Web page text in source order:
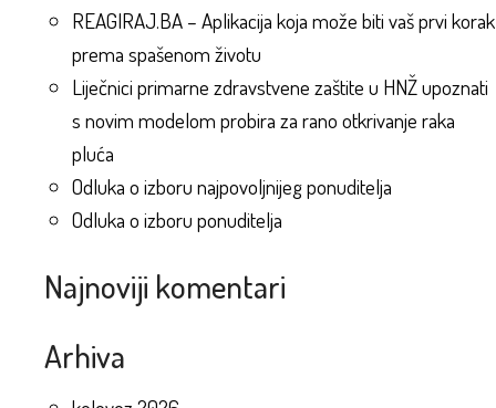
REAGIRAJ.BA – Aplikacija koja može biti vaš prvi korak
prema spašenom životu
Liječnici primarne zdravstvene zaštite u HNŽ upoznati
s novim modelom probira za rano otkrivanje raka
pluća
Odluka o izboru najpovoljnijeg ponuditelja
Odluka o izboru ponuditelja
Najnoviji komentari
Arhiva